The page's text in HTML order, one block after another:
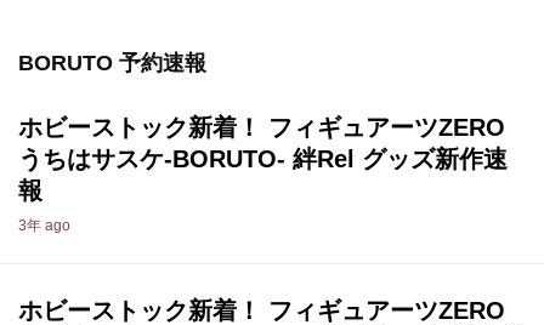
BORUTO 予約速報
ホビーストック新着！ フィギュアーツZERO
うちはサスケ-BORUTO- 絆Rel グッズ新作速
報
3年 ago
ホビーストック新着！ フィギュアーツZERO